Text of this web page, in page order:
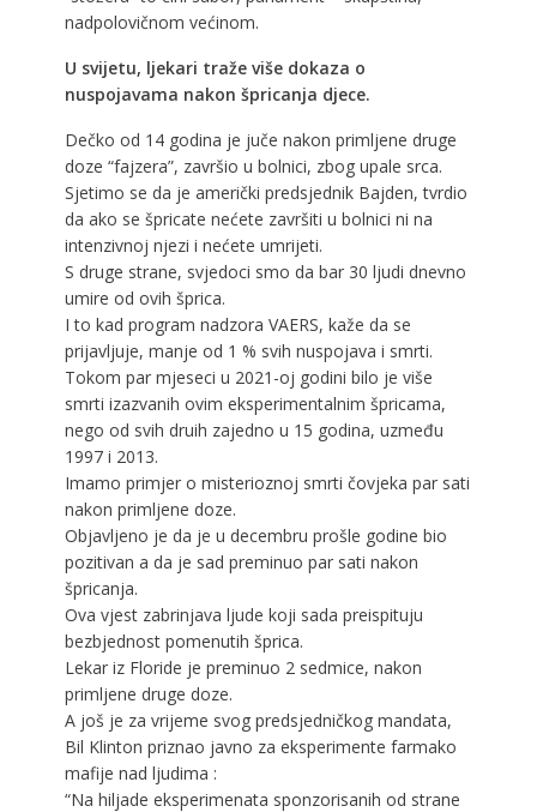
nadpolovičnom većinom.
U svijetu, ljekari traže više dokaza o
nuspojavama nakon špricanja djece.
Dečko od 14 godina je juče nakon primljene druge
doze “fajzera”, završio u bolnici, zbog upale srca.
Sjetimo se da je američki predsjednik Bajden, tvrdio
da ako se špricate nećete završiti u bolnici ni na
intenzivnoj njezi i nećete umrijeti.
S druge strane, svjedoci smo da bar 30 ljudi dnevno
umire od ovih šprica.
I to kad program nadzora VAERS, kaže da se
prijavljuje, manje od 1 % svih nuspojava i smrti.
Tokom par mjeseci u 2021-oj godini bilo je više
smrti izazvanih ovim eksperimentalnim špricama,
nego od svih druih zajedno u 15 godina, uzmeđu
1997 i 2013.
Imamo primjer o misterioznoj smrti čovjeka par sati
nakon primljene doze.
Objavljeno je da je u decembru prošle godine bio
pozitivan a da je sad preminuo par sati nakon
špricanja.
Ova vjest zabrinjava ljude koji sada preispituju
bezbjednost pomenutih šprica.
Lekar iz Floride je preminuo 2 sedmice, nakon
primljene druge doze.
A još je za vrijeme svog predsjedničkog mandata,
Bil Klinton priznao javno za eksperimente farmako
mafije nad ljudima :
“Na hiljade eksperimenata sponzorisanih od strane